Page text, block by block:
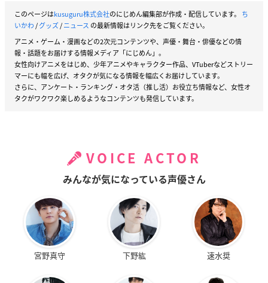
このページはkusuguru株式会社のにじめん編集部が作成・配信しています。 ち
いかわ/グッズ/ニュース の最新情報はリンク先をご覧ください。
アニメ・ゲーム・漫画などの2次元コンテンツや、声優・舞台・俳優などの情
報・話題をお届けする情報メディア「にじめん」。
女性向けアニメをはじめ、少年アニメやキャラクター作品、VTuberなどストリー
マーにも幅を広げ、オタクが気になる情報を幅広くお届けしています。
さらに、アンケート・ランキング・オタ活（推し活）お役立ち情報など、女性オ
タクがワクワク楽しめるようなコンテンツも発信しています。
VOICE ACTOR
みんなが気になっている声優さん
宮野真守 下野紘 速水奨